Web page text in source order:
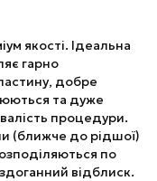
якості. Ідеальна
гарно
добре
та дуже
процедури.
(ближче до рідшої)
по
відблиск.